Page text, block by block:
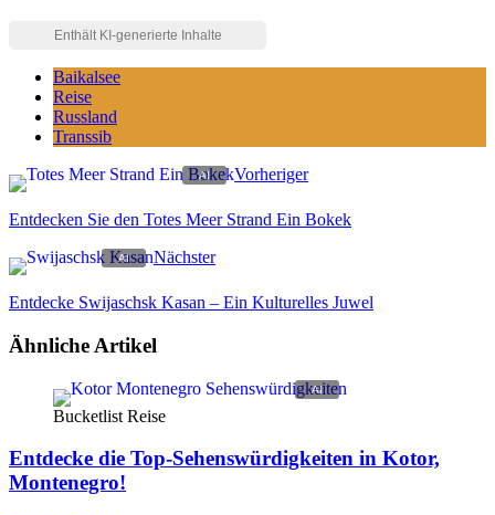
Baikalsee
Reise
Russland
Transsib
Vorheriger
Entdecken Sie den Totes Meer Strand Ein Bokek
Nächster
Entdecke Swijaschsk Kasan – Ein Kulturelles Juwel
Ähnliche Artikel
Bucketlist Reise
Entdecke die Top-Sehenswürdigkeiten in Kotor,
Montenegro!